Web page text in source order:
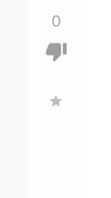
0
thumb_down
star